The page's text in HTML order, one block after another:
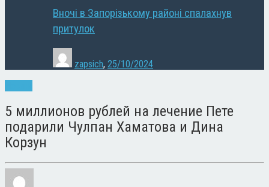
Вночі в Запорізькому районі спалахнув
притулок
zapsich, 25/10/2024
5 миллионов рублей на лечение Пете
подарили Чулпан Хаматова и Дина
Корзун